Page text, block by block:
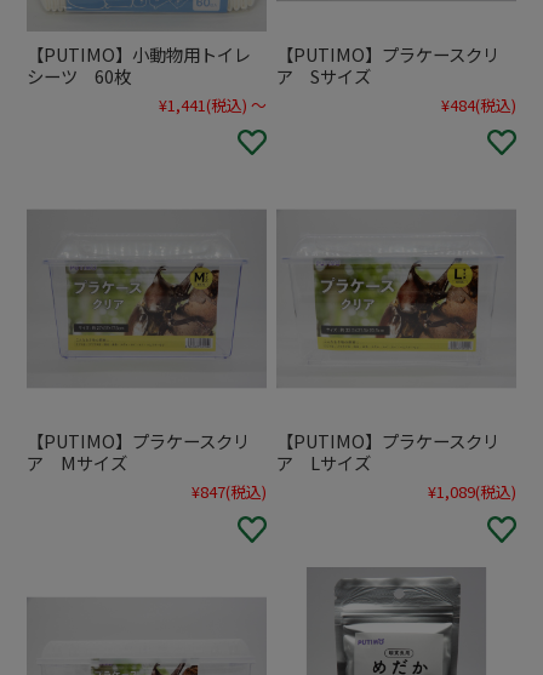
【PUTIMO】小動物用トイレ
シーツ 60枚
¥1,441 (税込) ～
【PUTIMO】プラケースクリ
ア Sサイズ
¥484(税込)
【PUTIMO】プラケースクリ
ア Mサイズ
¥847(税込)
【PUTIMO】プラケースクリ
ア Lサイズ
¥1,089(税込)